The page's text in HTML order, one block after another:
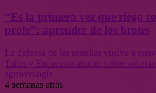
“Es la primera vez que riego
profe”: aprender de los brotes
La defensa de las semillas vuelve a
Taller y Encuentro abierto sobre
agroecología
4 semanas atrás